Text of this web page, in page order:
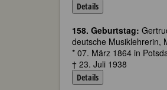
Details
158. Geburtstag:
deutsche Musiklehrerin,
* 07. März 1864 in
† 23. Juli 1938
Details